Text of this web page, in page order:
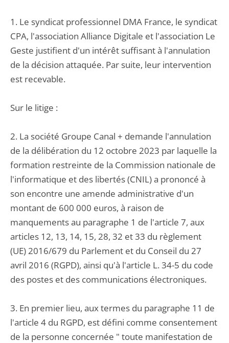
1. Le syndicat professionnel DMA France, le syndicat
CPA, l'association Alliance Digitale et l'association Le
Geste justifient d'un intérêt suffisant à l'annulation
de la décision attaquée. Par suite, leur intervention
est recevable.
Sur le litige :
2. La société Groupe Canal + demande l'annulation
de la délibération du 12 octobre 2023 par laquelle la
formation restreinte de la Commission nationale de
l'informatique et des libertés (CNIL) a prononcé à
son encontre une amende administrative d'un
montant de 600 000 euros, à raison de
manquements au paragraphe 1 de l'article 7, aux
articles 12, 13, 14, 15, 28, 32 et 33 du règlement
(UE) 2016/679 du Parlement et du Conseil du 27
avril 2016 (RGPD), ainsi qu'à l'article L. 34-5 du code
des postes et des communications électroniques.
3. En premier lieu, aux termes du paragraphe 11 de
l'article 4 du RGPD, est défini comme consentement
de la personne concernée " toute manifestation de